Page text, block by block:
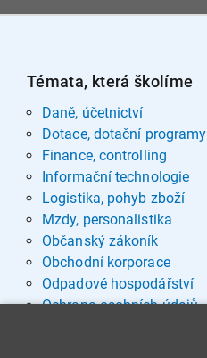
Témata, která školíme
Daně, účetnictví
Dotace, dotační programy
Finance, controlling
Informační technologie
Logistika, pohyb zboží
Mzdy, personalistika
Občanský zákoník
Obchodní korporace
Odpadové hospodářství
Ochrana osobních údajů